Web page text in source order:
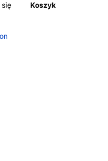
się Koszyk